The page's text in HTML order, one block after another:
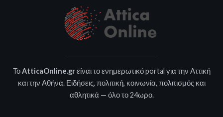
ΤοAtticaOnline.grείναι το ενημερωτικό portal για την Αττική
και την Αθήνα. Ειδήσεις, πολιτική, κοινωνία, πολιτισμός και
αθλητικά — όλο το 24ωρο.